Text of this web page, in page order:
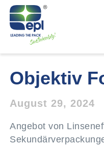
Objektiv
August 29, 2024
Angebot von